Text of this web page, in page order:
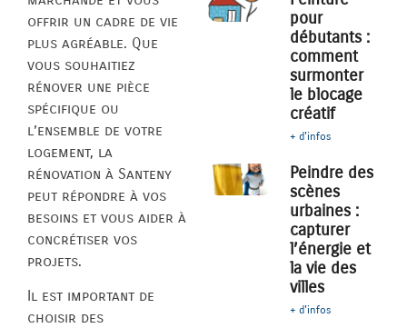
offrir un cadre de vie
plus agréable. Que
vous souhaitiez
rénover une pièce
spécifique ou
l’ensemble de votre
logement, la
rénovation à Santeny
peut répondre à vos
besoins et vous aider à
concrétiser vos
projets.
Il est important de
choisir des
pour
débutants :
comment
surmonter
le blocage
créatif
+ d'infos
Peindre des
scènes
urbaines :
capturer
l’énergie et
la vie des
villes
+ d'infos